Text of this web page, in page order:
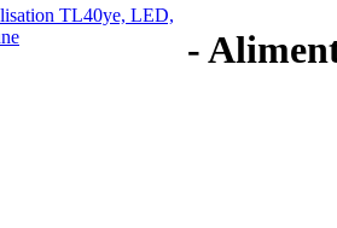
-